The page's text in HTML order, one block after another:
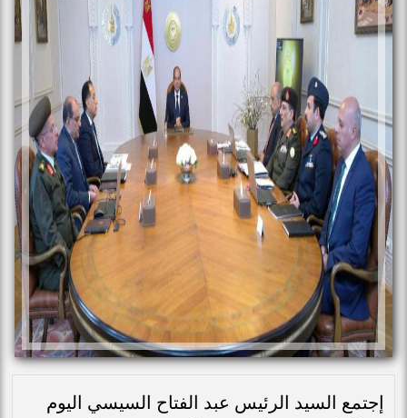
إجتمع السيد الرئيس عبد الفتاح السيسي اليوم